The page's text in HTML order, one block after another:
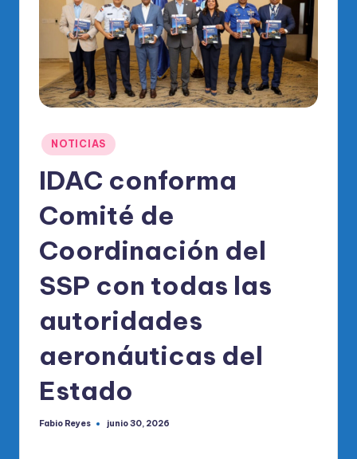
o
O
al
el
R
M
Publicado
en
NOTICIAS
IDAC conforma
Comité de
Coordinación del
SSP con todas las
autoridades
aeronáuticas del
Estado
Publicado
Fabio Reyes junio 30, 2026